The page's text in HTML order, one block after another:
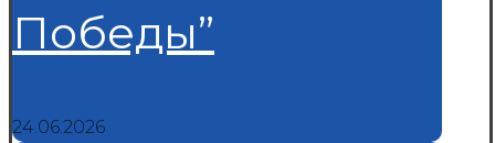
Победы”
24.06.2026